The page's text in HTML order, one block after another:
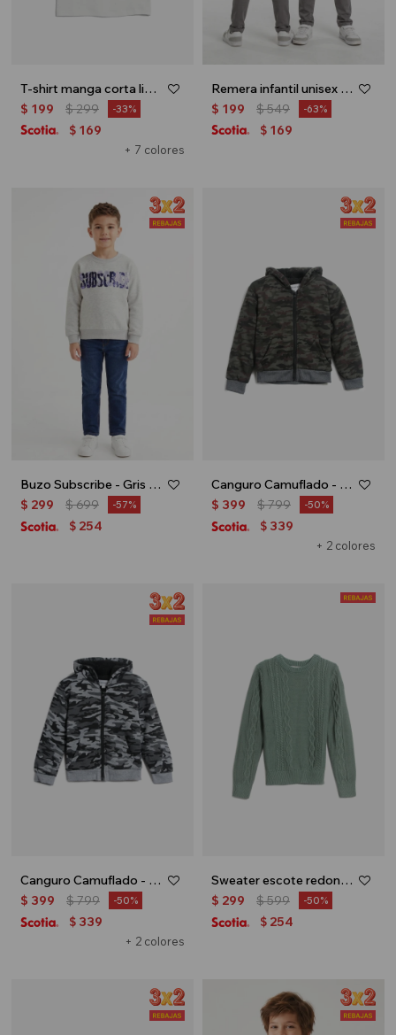
T-shirt manga corta lisa - Crudo
+ 7 colores
$ 199 $299 33
$ 169
Remera infantil unisex Uruguay - Blanco
$ 199 $549 63
$ 169
Buzo Subscribe - Gris melange
$ 299 $699 57
$ 254
Canguro Camuflado - Verde
+ 2 colores
$ 399 $799 50
$ 339
Canguro Camuflado - Gris
+ 2 colores
$ 399 $799 50
$ 339
Sweater escote redondo con ochos - Verde
$ 299 $599 50
$ 254